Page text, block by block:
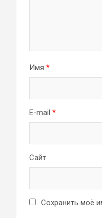
Имя *
E-mail *
Сайт
Сохранить моё